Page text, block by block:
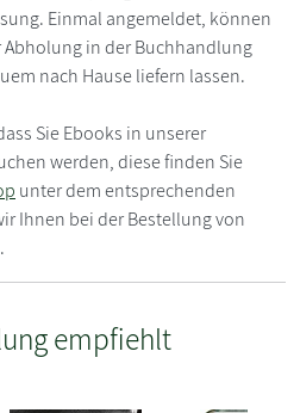
Einmal angemeldet, können
Abholung in der Buchhandlung
nach Hause liefern lassen.
Sie Ebooks in unserer
werden, diese finden Sie
unter dem entsprechenden
Ihnen bei der Bestellung von
empfiehlt